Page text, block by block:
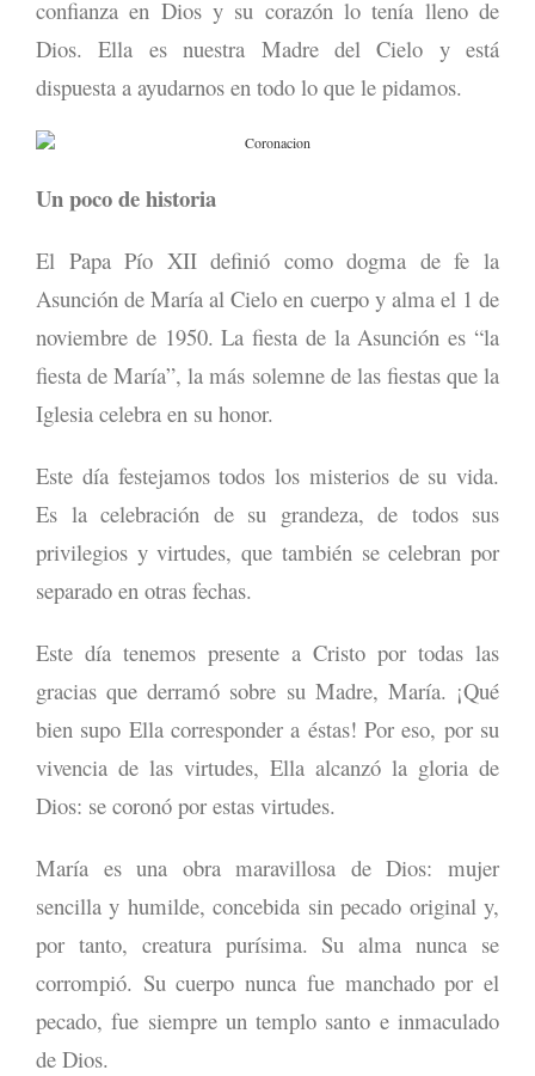
confianza en Dios y su corazón lo tenía lleno de
Dios. Ella es nuestra Madre del Cielo y está
dispuesta a ayudarnos en todo lo que le pidamos.
Un poco de historia
El Papa Pío XII definió como dogma de fe la
Asunción de María al Cielo en cuerpo y alma el 1 de
noviembre de 1950. La fiesta de la Asunción es “la
fiesta de María”, la más solemne de las fiestas que la
Iglesia celebra en su honor.
Este día festejamos todos los misterios de su vida.
Es la celebración de su grandeza, de todos sus
privilegios y virtudes, que también se celebran por
separado en otras fechas.
Este día tenemos presente a Cristo por todas las
gracias que derramó sobre su Madre, María. ¡Qué
bien supo Ella corresponder a éstas! Por eso, por su
vivencia de las virtudes, Ella alcanzó la gloria de
Dios: se coronó por estas virtudes.
María es una obra maravillosa de Dios: mujer
sencilla y humilde, concebida sin pecado original y,
por tanto, creatura purísima. Su alma nunca se
corrompió. Su cuerpo nunca fue manchado por el
pecado, fue siempre un templo santo e inmaculado
de Dios.